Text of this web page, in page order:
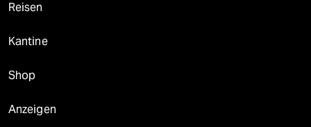
Reisen
Kantine
Shop
Anzeigen